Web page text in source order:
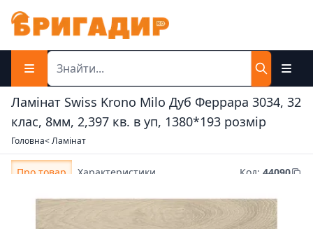
Ламінат Swiss Krono Milo Дуб Феррара 3034, 32
клас, 8мм, 2,397 кв. в уп, 1380*193 розмір
Головна< Ламінат
Про товар Характеристики Код: 44090